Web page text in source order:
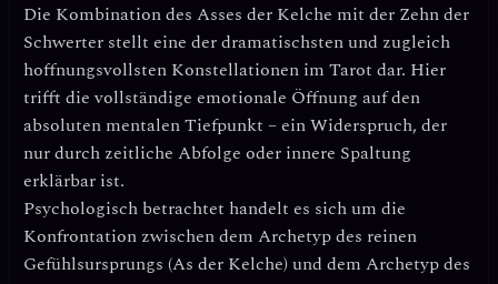
Die Kombination des Asses der Kelche mit der Zehn der
Schwerter stellt eine der dramatischsten und zugleich
hoffnungsvollsten Konstellationen im Tarot dar. Hier
trifft die vollständige emotionale Öffnung aufden
absoluten mentalen Tiefpunkt – ein Widerspruch, der
nur durch zeitliche Abfolge oder innere Spaltung
erklärbar ist.
Psychologisch betrachtet handelt es sich um die
Konfrontation zwischen dem Archetyp des reinen
Gefühlsursprungs (As der Kelche) und dem Archetyp des